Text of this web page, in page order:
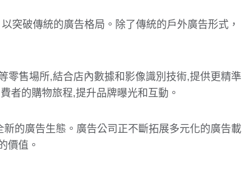
突破傳統的廣告格局。除了傳統的戶外廣告形式，
零售場所,結合店內數據和影像識別技術,提供更精準
者的購物旅程,提升品牌曝光和互動。
的廣告生態。 廣告公司 正不斷拓展多元化的廣告載
價值。